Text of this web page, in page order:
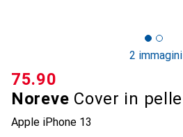
2 immagini
Noreve Cover in pelle
Apple iPhone 13
CHF
75.90